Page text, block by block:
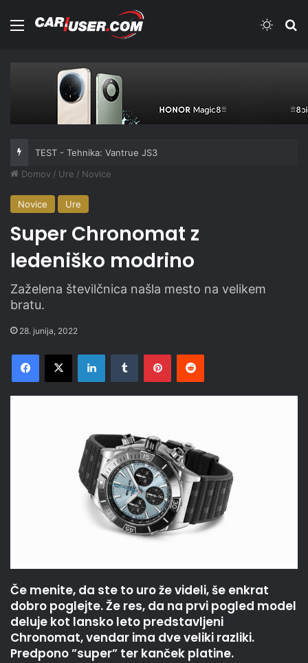
Meni
TEST - Tehnika: Vantrue JS3
Domov / Ure / Novice
Novice Ure
Super Chronomat z
ledeniško modrino
Zaželena številčnica našla mesto na velikem
bratu.
28. junija, 2022
Facebook
X LinkedInTumblr PinterestReddit
Če menite, da ste to uro že videli, še enkrat
dobro poglejte. Že res, da na prvi pogled model
deluje kot lansko leto predstavljeni
Chronomat, vendar ima dve veliki razliki.
Predpono ”super” ter kanček platine.